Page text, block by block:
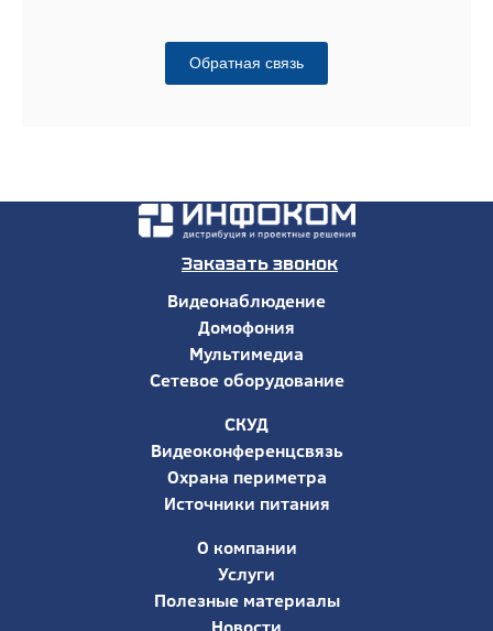
Обратная связь
Заказать звонок
Видеонаблюдение
Домофония
Мультимедиа
Сетевое оборудование
СКУД
Видеоконференцсвязь
Охрана периметра
Источники питания
О компании
Услуги
Полезные материалы